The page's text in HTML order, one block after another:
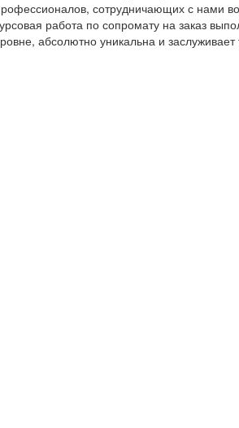
сотрудничающих с нами
работа по сопромату на заказ
абсолютно уникальна и